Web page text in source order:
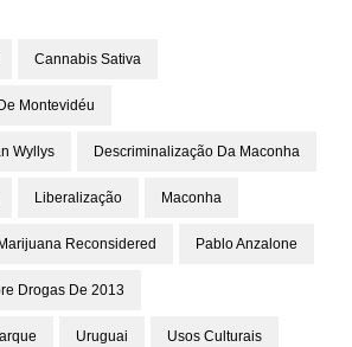
Cannabis Sativa
Montevidéu
Wyllys Descriminalização Da Maconha
Liberalização Maconha
Marijuana Reconsidered Pablo Anzalone
Drogas De 2013
Uruguai Usos Culturais